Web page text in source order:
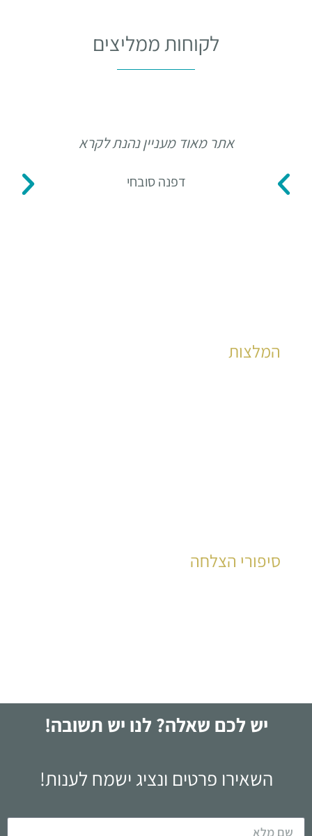
לקוחות ממליצים
אתר מאוד מעניין נהנת לקרא
דפנה סובחי
המלצות
סיפורי הצלחה
יש לכם שאלה? לנו יש תשובה!
השאירו פרטים ונציג ישמח לענות!